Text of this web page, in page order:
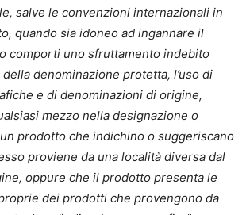
disciplina dei contrassegni (Legge 14
n. 166). Particolare attenzione viene
pratici del sistema della tutela
con riferimenti alla recentissima
Tribunale unificato dei brevetti. Sono
le novità in tema di intelligenza
fenomeno al quale è stato dedicato
1689. Con riferimento alla
industriali, vengono analizzate le
in materia e il nuovo Riyadh
salve le convenzioni internazionali in
quando sia idoneo ad ingannare il
comporti uno sfruttamento indebito
denominazione protetta, l’uso di
e di denominazioni di origine,
mezzo nella designazione o
prodotto che indichino o suggeriscano
proviene da una località diversa dal
oppure che il prodotto presenta le
dei prodotti che provengono da